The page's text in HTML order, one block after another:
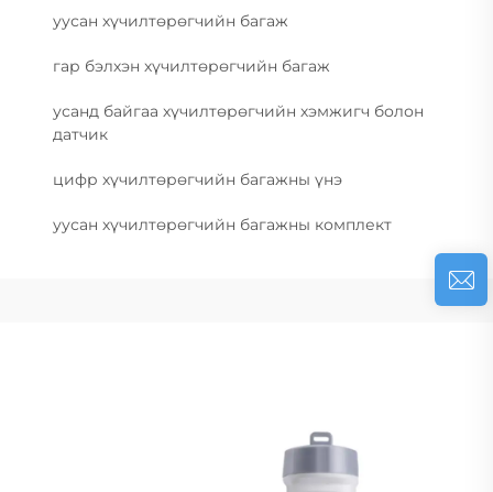
уусан хүчилтөрөгчийн багаж
гар бэлхэн хүчилтөрөгчийн багаж
усанд байгаа хүчилтөрөгчийн хэмжигч болон
датчик
цифр хүчилтөрөгчийн багажны үнэ
уусан хүчилтөрөгчийн багажны комплект